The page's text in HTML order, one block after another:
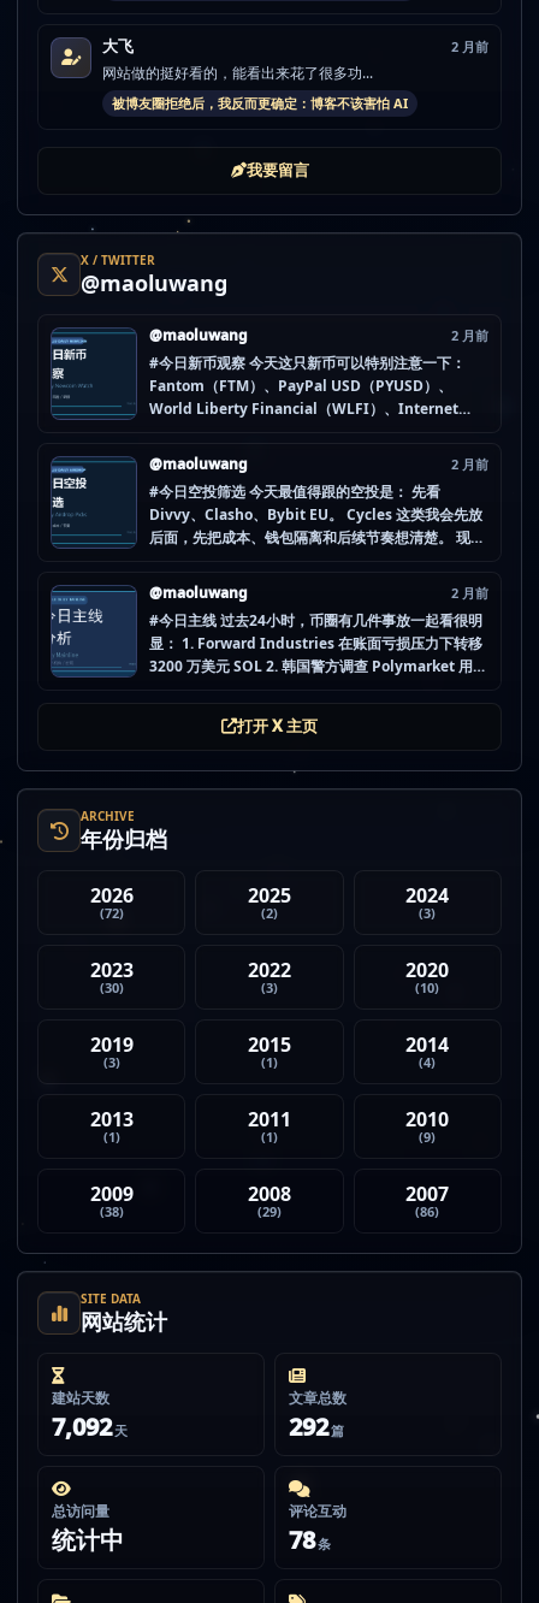
大飞 2 月前
网站做的挺好看的，能看出来花了很多功...
被博友圈拒绝后，我反而更确定：博客不该害怕 AI
我要留言
X / TWITTER
@maoluwang
@maoluwang 2 月前
#今日新币观察 今天这只新币可以特别注意一下：
Fantom（FTM）、PayPal USD（PYUSD）、
World Liberty Financial（WLFI）、Internet
而是更像“热度是不是在回流”的样本。 这种时候最怕
把...
@maoluwang 2 月前
#今日空投筛选 今天最值得跟的空投是： 先看
Divvy、Clasho、Bybit EU。 Cycles 这类我会先放
后面，先把成本、钱包隔离和后续节奏想清楚。 现在
都没做扎实。 mao.lu/today-airdrop-selecti… #空
投项目 #...
@maoluwang 2 月前
#今日主线 过去24小时，币圈有几件事放一起看很明
显： 1. Forward Industries 在账面亏损压力下转移
3200 万美元 SOL 2. 韩国警方调查 Polymarket 用户
打开 X 主页
ARCHIVE
年份归档
2026
(72)
2025
(2)
2024
(3)
2023
(30)
2022
(3)
2020
(10)
2019
(3)
2015
(1)
2014
(4)
2013
(1)
2011
(1)
2010
(9)
2009
(38)
2008
(29)
2007
(86)
SITE DATA
网站统计
建站天数
7,092 天
文章总数
292篇
总访问量
统计中
评论互动
78条